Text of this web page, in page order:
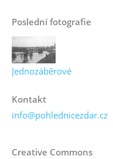
Poslední fotografie
Jednozáběrové
Kontakt
info@pohlednicezdar.cz
Creative Commons